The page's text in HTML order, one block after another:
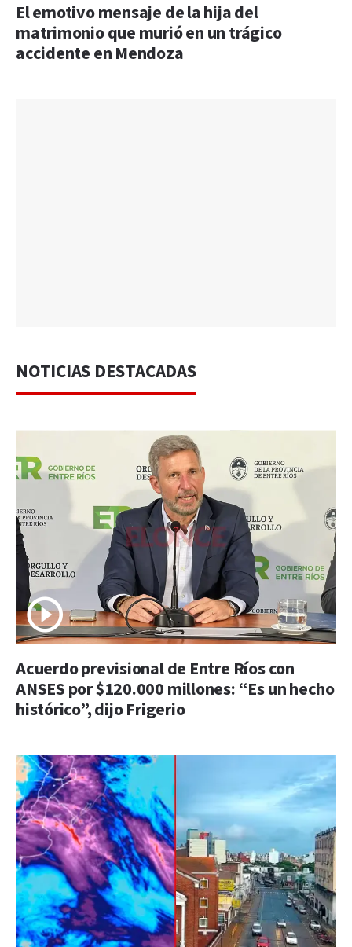
El emotivo mensaje de la hija del
matrimonio que murió en un trágico
accidente en Mendoza
NOTICIAS DESTACADAS
Acuerdo previsional de Entre Ríos con
ANSES por $120.000 millones: “Es un hecho
histórico”, dijo Frigerio